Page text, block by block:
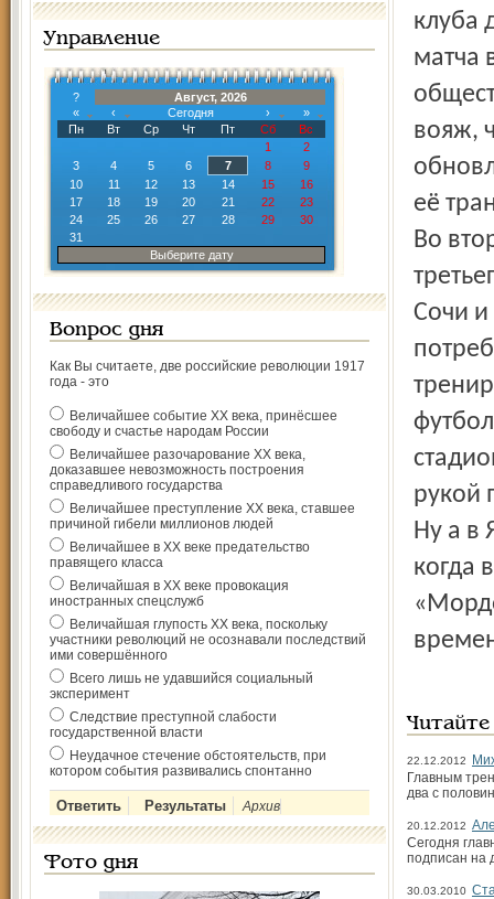
Управление
?
Август, 2026
«
‹ Сегодня ›
»
Пн
Вт Ср Чт Пт Сб
Вс
1
2
3
4 5 6 7 8
9
10
11 12 13 14 15
16
17
18 19 20 21 22
23
24
25 26 27 28 29
30
31
Выберите дату
Вопрос дня
Как Вы считаете, две российские революции 1917
года - это
Величайшее событие ХХ века, принёсшее
свободу и счастье народам России
Величайшее разочарование ХХ века,
доказавшее невозможность построения
справедливого государства
Величайшее преступление ХХ века, ставшее
причиной гибели миллионов людей
Величайшее в ХХ веке предательство
правящего класса
Величайшая в ХХ веке провокация
иностранных спецслужб
Величайшая глупость ХХ века, поскольку
участники революций не осознавали последствий
ими совершённого
Всего лишь не удавшийся социальный
эксперимент
Следствие преступной слабости
государственной власти
Неудачное стечение обстоятельств, при
котором события развивались спонтанно
Архив
Фото дня
клуба
матча
вояж,
её
Во
Сочи и
рукой
Ну а в
когда
22.12.2012
Главным
два с
20.12.2012
Сегодня
подписан на
30.03.2010